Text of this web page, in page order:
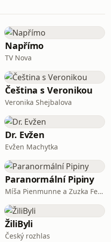
která si
až po
věnuje zrovna
Napřímo
TV Nova
Čeština s Veronikou
Veronika Shejbalova
Dr. Evžen
Evžen Machytka
Paranormální Pipiny
Míša Pienmunne a Zuzka Fejfarová
ŽiliByli
Český rozhlas